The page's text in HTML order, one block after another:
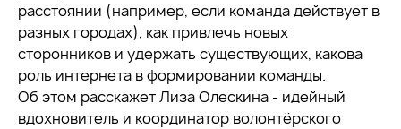
расстоянии (например, если команда действует в
разных городах), как привлечь новых
сторонников и удержать существующих, какова
роль интернета в формировании команды.
Об этом расскажет Лиза Олескина - идейный
вдохновитель и координатор волонтёрского